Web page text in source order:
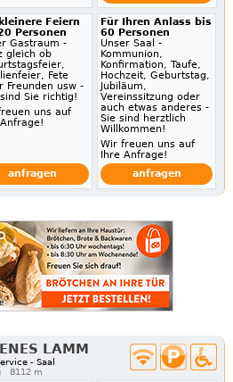
Feiern
Personen
Gastraum -
gleich ob
Fete
Freunden usw -
Sie richtig!
uns auf
Anfrage!
anfragen
Für Ihren Anlass bis
60 Personen
Unser Saal -
Kommunion,
Konfirmation, Taufe,
Hochzeit, Geburtstag,
Jubiläum,
Vereinssitzung oder
auch etwas anderes -
Sie sind herztlich
Willkommen!
Wir freuen uns auf
Ihre Anfrage!
anfragen
LAMM
- Saal
8112 m